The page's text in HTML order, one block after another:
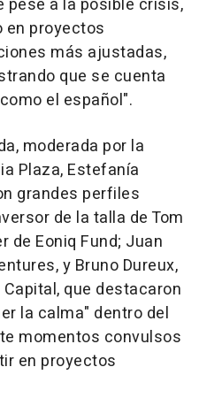
en proyectos
más ajustadas,
que se cuenta
el español".
moderada por la
Plaza, Estefanía
grandes perfiles
de la talla de Tom
de Eoniq Fund; Juan
y Bruno Dureux,
que destacaron
la calma" dentro del
momentos convulsos
en proyectos